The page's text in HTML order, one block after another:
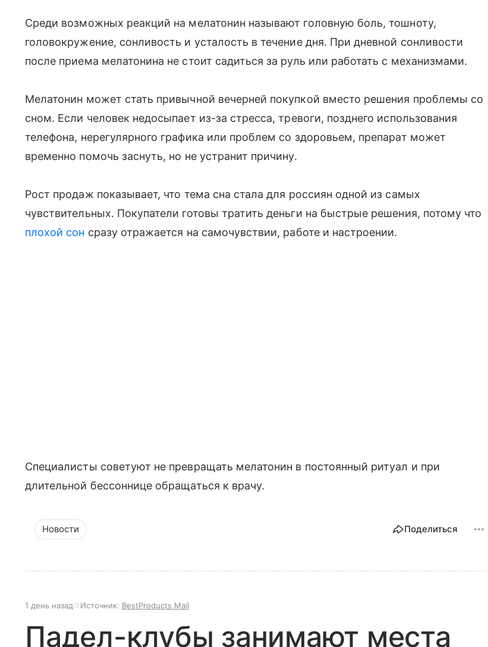
Среди возможных реакций на мелатонин называют головную боль, тошноту,
головокружение, сонливость и усталость в течение дня. При дневной сонливости
после приема мелатонина не стоит садиться за руль или работать с механизмами.
Мелатонин может стать привычной вечерней покупкой вместо решения проблемы со
сном. Если человек недосыпает из-за стресса, тревоги, позднего использования
телефона, нерегулярного графика или проблем со здоровьем, препарат может
временно помочь заснуть, но не устранит причину.
Рост продаж показывает, что тема сна стала для россиян одной из самых
чувствительных. Покупатели готовы тратить деньги на быстрые решения, потому что
плохой сон сразу отражается на самочувствии, работе и настроении.
Специалисты советуют не превращать мелатонин в постоянный ритуал и при
длительной бессоннице обращаться к врачу.
Новости Поделиться
1 день назад Источник: BestProducts Mail
Падел-клубы занимают места